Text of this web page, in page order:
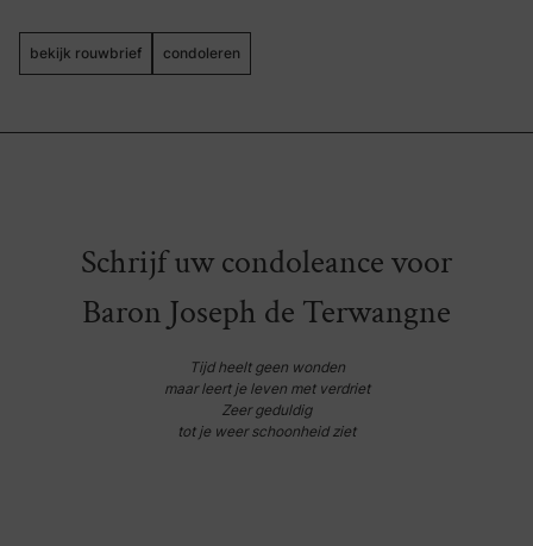
bekijk rouwbrief
condoleren
Schrijf uw condoleance voor
Baron Joseph de Terwangne
Tijd heelt geen wonden
maar leert je leven met verdriet
Zeer geduldig
tot je weer schoonheid ziet